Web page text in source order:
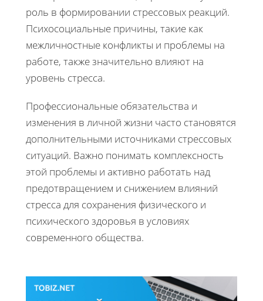
роль в формировании стрессовых реакций.
Психосоциальные причины, такие как
межличностные конфликты и проблемы на
работе, также значительно влияют на
уровень стресса.
Профессиональные обязательства и
изменения в личной жизни часто становятся
дополнительными источниками стрессовых
ситуаций. Важно понимать комплексность
этой проблемы и активно работать над
предотвращением и снижением влияний
стресса для сохранения физического и
психического здоровья в условиях
современного общества.